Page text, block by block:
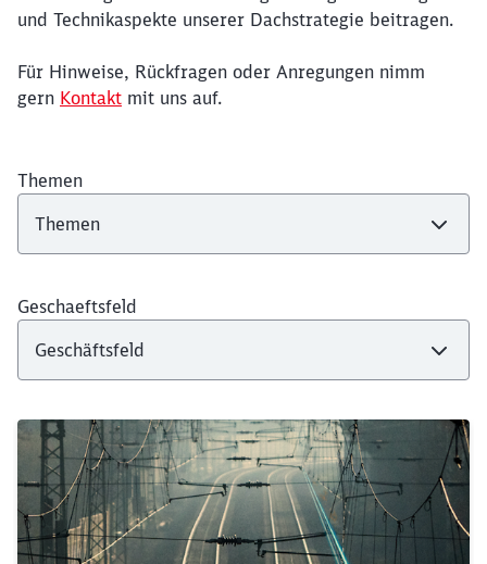
und Technikaspekte unserer Dachstrategie beitragen.
Für Hinweise, Rückfragen oder Anregungen nimm
gern Kontakt mit uns auf.
Themen
Geschaeftsfeld